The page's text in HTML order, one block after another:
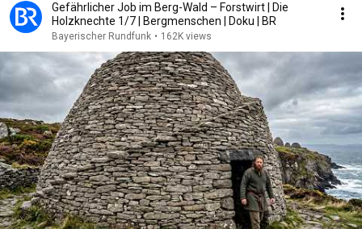
Gefährlicher Job im Berg-Wald – Forstwirt | Die
Holzknechte 1/7 | Bergmenschen | Doku | BR
Bayerischer Rundfunk • 162K views